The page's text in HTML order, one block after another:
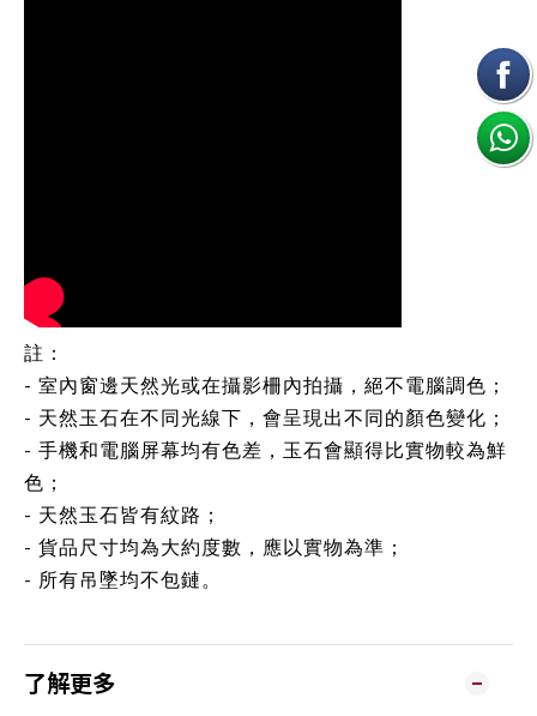
註：
- 室內窗邊天然光或在攝影柵內拍攝，絕不電腦調色；
- 天然玉石在不同光線下，會呈現出不同的顏色變化；
- 手機和電腦屏幕均有色差，玉石會顯得比實物較為鮮
色；
- 天然玉石皆有紋路；
- 貨品尺寸均為大約度數，應以實物為準；
- 所有吊墜均不包鏈。
了解更多